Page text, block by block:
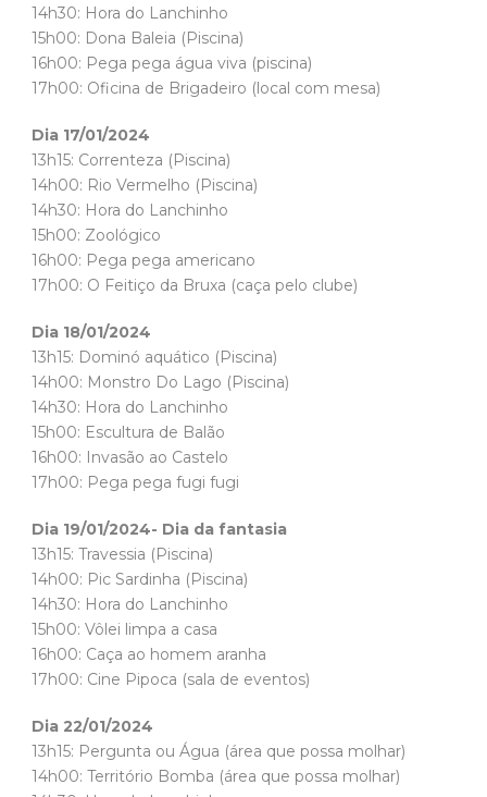
14h30: Hora do Lanchinho
15h00: Dona Baleia (Piscina)
16h00: Pega pega água viva (piscina)
17h00: Oficina de Brigadeiro (local com mesa)
Dia 17/01/2024
13h15: Correnteza (Piscina)
14h00: Rio Vermelho (Piscina)
14h30: Hora do Lanchinho
15h00: Zoológico
16h00: Pega pega americano
17h00: O Feitiço da Bruxa (caça pelo clube)
Dia 18/01/2024
13h15: Dominó aquático (Piscina)
14h00: Monstro Do Lago (Piscina)
14h30: Hora do Lanchinho
15h00: Escultura de Balão
16h00: Invasão ao Castelo
17h00: Pega pega fugi fugi
Dia 19/01/2024- Dia da fantasia
13h15: Travessia (Piscina)
14h00: Pic Sardinha (Piscina)
14h30: Hora do Lanchinho
15h00: Vôlei limpa a casa
16h00: Caça ao homem aranha
17h00: Cine Pipoca (sala de eventos)
Dia 22/01/2024
13h15: Pergunta ou Água (área que possa molhar)
14h00: Território Bomba (área que possa molhar)